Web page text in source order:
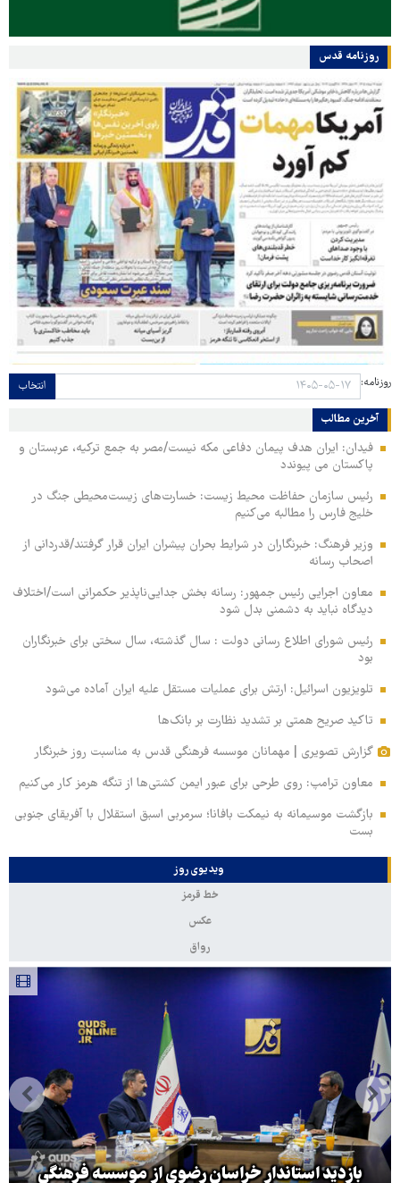
روزنامه قدس
روزنامه: انتخاب
آخرین مطالب
فیدان: ایران هدف پیمان دفاعی مکه نیست/مصر به جمع ترکیه، عربستان و
پاکستان می پیوندد
رئیس سازمان حفاظت محیط زیست: خسارت‌های زیست‌محیطی جنگ در
خلیج فارس را مطالبه‌ می‌کنیم
وزیر فرهنگ: خبرنگاران در شرایط بحران پیشران ایران قرار گرفتند/قدردانی از
اصحاب رسانه
معاون اجرایی رئیس جمهور: رسانه بخش جدایی‌ناپذیر حکمرانی است/اختلاف
دیدگاه نباید به دشمنی بدل شود
رئیس شورای اطلاع رسانی دولت : سال گذشته، سال سختی برای خبرنگاران
بود
تلویزیون اسرائیل: ارتش برای عملیات مستقل علیه ایران آماده می‌شود
تاکید صریح همتی بر تشدید نظارت بر بانک‌ها
گزارش تصویری | مهمانان موسسه فرهنگی قدس به مناسبت روز خبرنگار
معاون ترامپ: روی طرحی برای عبور ایمن کشتی‌ها از تنگه هرمز کار می‌کنیم
بازگشت موسیمانه به نیمکت بافانا؛ سرمربی اسبق استقلال با آفریقای جنوبی
بست
ویدیوی روز
خط قرمز
عکس
رواق
بازدید استاندار خراسان رضوی از موسسه فرهنگی